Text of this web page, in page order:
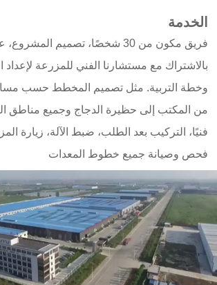
الخدمة
فريق مكون من 30 شخصًا، تصميم
بالاشتراك مع مستشارنا الفني للمزرعة لإعداد
وخطة التربية. مثل تصميم المخطط حسب
فنيًا، التركيب بعد الطلب، ضبط الآلة، زيارة
فحص وصيانة جميع خطوط المعدات